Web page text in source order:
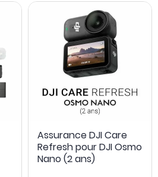
Assurance DJI Care
Refresh pour DJI Osmo
Nano (2 ans)